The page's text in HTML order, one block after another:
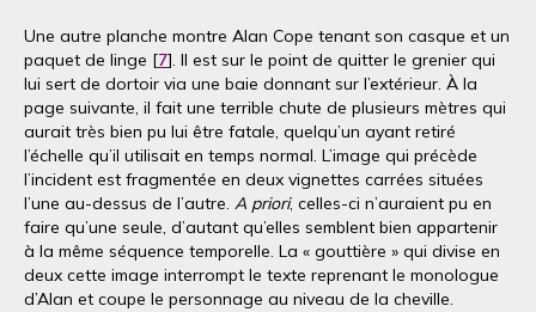
Une autre planche montre Alan Cope tenant son casque et un
paquet de linge [7]. Il est sur le point de quitter le grenier qui
lui sert de dortoir via une baie donnant sur l’extérieur. À la
page suivante, il fait une terrible chute de plusieurs mètres qui
aurait très bien pu lui être fatale, quelqu’un ayant retiré
l’échelle qu’il utilisait en temps normal. L’image qui précède
l’incident est fragmentée en deux vignettes carrées situées
l’une au-dessus de l’autre. A priori, celles-ci n’auraient pu en
faire qu’une seule, d’autant qu’elles semblent bien appartenir
à la même séquence temporelle. La « gouttière » qui divise en
deux cette image interrompt le texte reprenant le monologue
d’Alan et coupe le personnage au niveau de la cheville.